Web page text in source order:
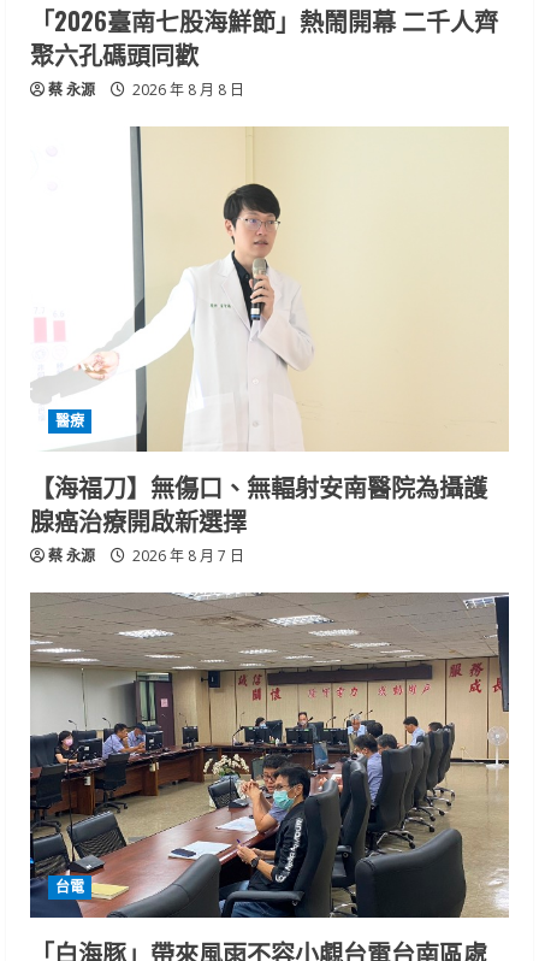
「2026臺南七股海鮮節」熱鬧開幕 二千人齊
聚六孔碼頭同歡
蔡 永源 2026 年 8 月 8 日
醫療
【海福刀】無傷口、無輻射安南醫院為攝護
腺癌治療開啟新選擇
蔡 永源 2026 年 8 月 7 日
台電
「白海豚」帶來風雨不容小覷台電台南區處